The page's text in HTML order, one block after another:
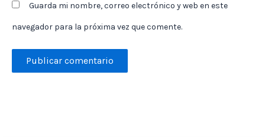
Guarda mi nombre, correo electrónico y web en este
navegador para la próxima vez que comente.